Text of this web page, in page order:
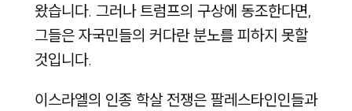
왔습니다. 그러나 트럼프의 구상에 동조한다면,
그들은 자국민들의 커다란 분노를 피하지 못할
것입니다.
이스라엘의 인종 학살 전쟁은 팔레스타인인들과